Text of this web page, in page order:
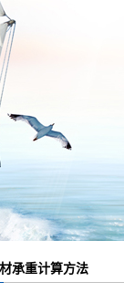
动电源充电宝铝外壳
数据线铝外壳
硬盘盒铝外壳
承重计算方法